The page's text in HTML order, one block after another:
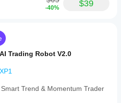
-40% $39
Trading Robot V2.0
Trend & Momentum Trader